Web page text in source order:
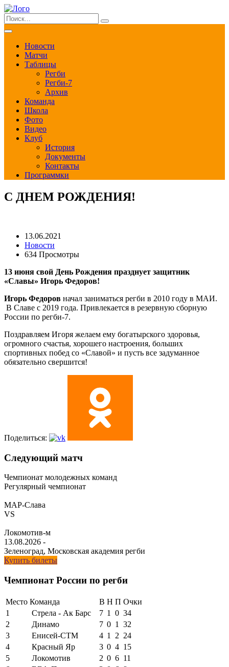
Новости
Матчи
Таблицы
Регби
Регби-7
Архив
Команда
Школа
Фото
Видео
Клуб
История
Документы
Контакты
Программки
С ДНЕМ РОЖДЕНИЯ!
13.06.2021
Новости
634 Просмотры
13 июня свой День Рождения празднует защитник
«Славы» Игорь Федоров!
Игорь Федоров начал заниматься регби в 2010 году в МАИ.
В Славе с 2019 года. Привлекается в резервную сборную
России по регби-7.
Поздравляем Игоря желаем ему богатырского здоровья,
огромного счастья, хорошего настроения, больших
спортивных побед со «Славой» и пусть все задуманное
обязательно свершится!
Поделиться:
Следующий матч
Чемпионат молодежных команд
Регулярный чемпионат
МАР-Слава
VS
Локомотив-м
13.08.2026 -
Зеленоград, Московская академия регби
Купить билеты
Чемпионат России по регби
Место Команда В Н П Очки
1
Стрела - Ак Барс 7 1 0 34
2
Динамо 7 0 1
32
3
Енисей-СТМ 4 1 2 24
4
Красный Яр 3 0 4 15
5
Локомотив 2 0 6 11